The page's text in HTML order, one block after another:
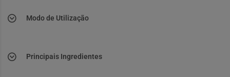
Modo de Utilização
Principais Ingredientes